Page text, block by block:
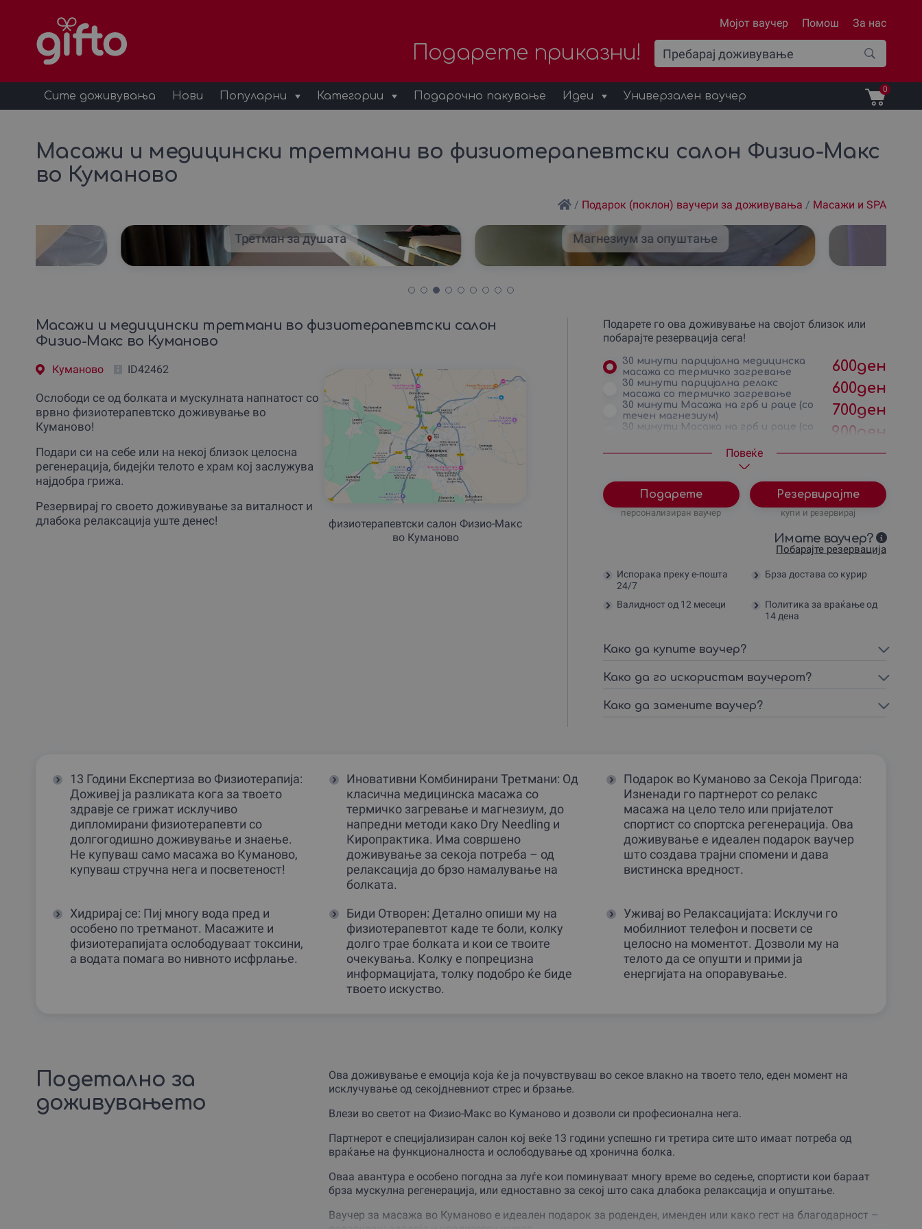
Мојот ваучер Помош За нас
Подарете приказни!
Сите доживувања Нови Популарни Категории Подарочно пакување Идеи Универзален ваучер
0
Масажи и медицински третмани во физиотерапевтски салон Физио-Макс
во Куманово
/ Подарок (поклон) ваучери за доживувања / Масажи и SPA
Третман за душата Магнезиум за опуштање
Масажи и медицински третмани во физиотерапевтски салон
Физио-Макс во Куманово
Куманово ID42462
физиотерапевтски салон Физио-Макс
во Куманово
Ослободи се од болката и мускулната напнатост со
врвно физиотерапевтско доживување во
Куманово!
Подари си на себе или на некој близок целосна
регенерација, бидејќи телото е храм кој заслужува
најдобра грижа.
Резервирај го своето доживување за виталност и
длабока релаксација уште денес!
Подарете го ова доживување на својот близок или
побарајте резервација сега!
30 минути парцијална медицинска
масажа со термичко загревање
600ден
30 минути парцијална релакс
масажа со термичко загревање
600ден
30 минути Масажа на грб и раце (со
течен магнезиум)
700ден
30 минути Масажа на грб и раце (со
900ден
1 час релакс масажа на цело тело 1200ден
1 час и 20 минути Антицелулит
1 час медицинска длабока масажа 1400ден
Комбиниран електро Dry Needling
третман со + услуги
1400ден
ден
1 час медицинска длабока масажа со
1700ден
третмани (1 час и 20 минути секој)
6000ден
Повеќе
Подарете
персонализиран ваучер
Резервирајте
купи и резервирај
Имате ваучер?
Побарајте резервација
Испорака преку е-пошта
24/7
Брза достава со курир
Валидност од 12 месеци
Политика за враќање од
14 дена
Како да купите ваучер?
Како да го искористам ваучерот?
Како да замените ваучер?
13 Години Експертиза во Физиотерапија:
Доживеј ја разликата кога за твоето
здравје се грижат исклучиво
дипломирани физиотерапевти со
долгогодишно доживување и знаење.
Не купуваш само масажа во Куманово,
купуваш стручна нега и посветеност!
Иновативни Комбинирани Третмани: Од
класична медицинска масажа со
термичко загревање и магнезиум, до
напредни методи како Dry Needling и
Киропрактика. Има совршено
доживување за секоја потреба – од
релаксација до брзо намалување на
болката.
Подарок во Куманово за Секоја Пригода:
Изненади го партнерот со релакс
масажа на цело тело или пријателот
спортист со спортска регенерација. Ова
доживување е идеален подарок ваучер
што создава трајни спомени и дава
вистинска вредност.
Хидрирај се: Пиј многу вода пред и
особено по третманот. Масажите и
физиотерапијата ослободуваат токсини,
а водата помага во нивното исфрлање.
Биди Отворен: Детално опиши му на
физиотерапевтот каде те боли, колку
долго трае болката и кои се твоите
очекувања. Колку е попрецизна
информацијата, толку подобро ќе биде
твоето искуство.
Уживај во Релаксацијата: Исклучи го
мобилниот телефон и посвети се
целосно на моментот. Дозволи му на
телото да се опушти и прими ја
енергијата на опоравување.
Подетално за
доживувањето
Ова доживување е емоција која ќе ја почувствуваш во секое влакно на твоето тело, еден момент на
исклучување од секојдневниот стрес и брзање.
Влези во светот на Физио-Макс во Куманово и дозволи си професионална нега.
Партнерот е специјализиран салон кој веќе 13 години успешно ги третира сите што имаат потреба од
враќање на функционалноста и ослободување од хронична болка.
Оваа авантура е особено погодна за луѓе кои поминуваат многу време во седење, спортисти кои бараат
брза мускулна регенерација, или едноставно за секој што сака длабока релаксација и опуштање.
Ваучер за масажа во Куманово е идеален подарок за роденден, именден или како гест на благодарност –